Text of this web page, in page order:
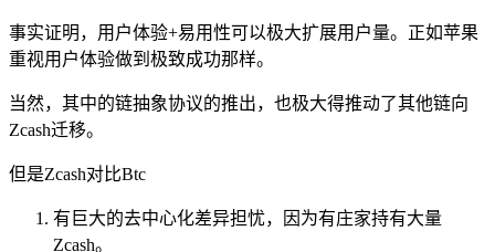
事实证明，用户体验+易用性可以极大扩展用户量。正如苹果
重视用户体验做到极致成功那样。
当然，其中的链抽象协议的推出，也极大得推动了其他链向
Zcash迁移。
但是Zcash对比Btc
有巨大的去中心化差异担忧，因为有庄家持有大量
Zcash。